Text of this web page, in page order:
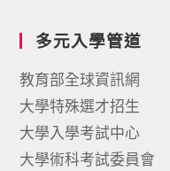
多元入學管道
教育部全球資訊網
大學特殊選才招生
大學入學考試中心
大學術科考試委員會